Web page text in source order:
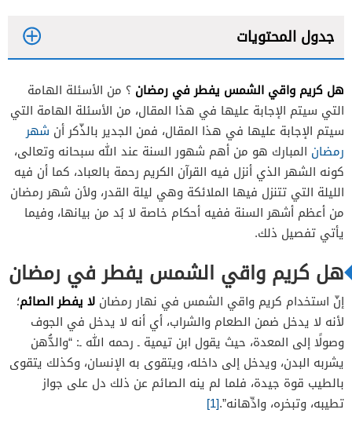
جدول المحتويات
هل كريم واقي الشمس يفطر في رمضان ؟ من الأسئلة الهامة
التي سيتم الإجابة عليها في هذا المقال، من الأسئلة الهامة التي
سيتم الإجابة عليها في هذا المقال، فمن الجدير بالذّكر أن شهر
رمضان المبارك هو من أهم شهور السنة عند الله سبحانه وتعالى،
كونه الشهر الذي أنزل فيه القرآن الكريم رحمة بالعباد، كما أن فيه
الليلة التي تتنزل فيها الملائكة وهي ليلة القدر، ولأن شهر رمضان
من أعظم أشهر السنة ففيه أحكام خاصة لا بُد من بيانها، وفيما
يأتي تفصيل ذلك.
هل كريم واقي الشمس يفطر في رمضان
إنّ استخدام كريم واقي الشمس في نهار رمضان لا يفطر الصائم؛
لأنه لا يدخل ضمن الطعام والشراب، أي أنه لا يدخل في الجوف
وصولًا إلى المعدة، حيث يقول ابن تيمية ـ رحمه الله ـ: “والدُّهن
يشربه البدن، ويدخل إلى داخله، ويتقوى به الإنسان، وكذلك يتقوى
بالطيب قوة جيدة، فلما لم ينه الصائم عن ذلك دل على جواز
تطيبه، وتبخره، وادِّهانه”.[1]